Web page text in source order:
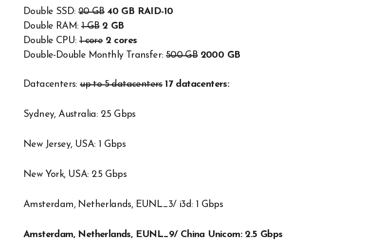
Double SSD:20 GB 40 GB RAID-10
Double RAM:1 GB 2 GB
Double CPU:1 core 2 cores
Double-Double Monthly Transfer:500 GB 2000 GB
Datacenters:up to 5 datacenters 17 datacenters:
Sydney, Australia: 2.5 Gbps
New Jersey, USA: 1 Gbps
New York, USA: 2.5 Gbps
Amsterdam, Netherlands, EUNL_3/ i3d: 1 Gbps
Amsterdam, Netherlands, EUNL_9/ China Unicom: 2.5 Gbps